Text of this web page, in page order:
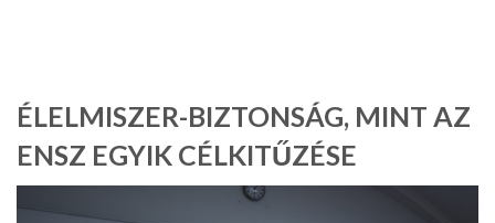
ÉLELMISZER-BIZTONSÁG, MINT AZ
ENSZ EGYIK CÉLKITŰZÉSE